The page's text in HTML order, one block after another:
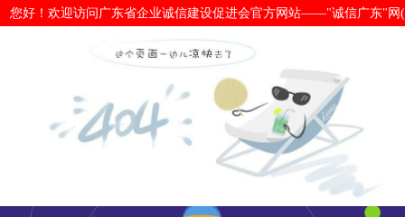
您好！欢迎访问广东省企业诚信建设促进会官方网站——"诚信广东"网
银保监会：要扩大制造业中长期贷
官网